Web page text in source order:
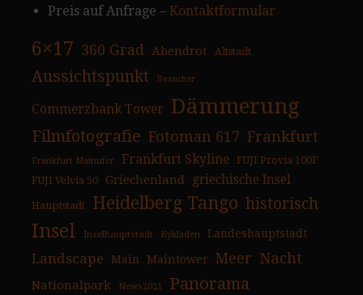
Preis auf Anfrage – Kontaktformular
6×17 360 Grad Abendrot Altstadt
Aussichtspunkt Besucher
Commerzbank Tower Dämmerung
Filmfotografie Fotoman 617 Frankfurt
Frankfurt Mainufer Frankfurt Skyline
FUJI Provia 100F
FUJI Velvia 50
Griechenland griechische Insel
Hauptstadt Heidelberg Tango historisch
Insel Inselhauptstadt Kykladen Landeshauptstadt
Landscape Main Maintower Meer Nacht
Nationalpark News2021 Panorama